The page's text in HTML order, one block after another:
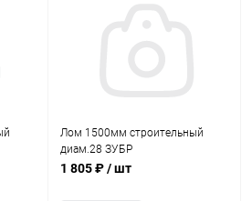
Лом 1500мм строительный
диам.28 ЗУБР
1 805 ₽/ шт